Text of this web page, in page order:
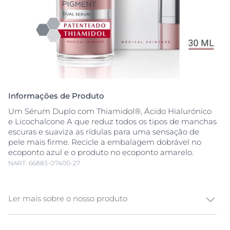
Informações de Produto
Um Sérum Duplo com Thiamidol®, Ácido Hialurónico
e Licochalcone A que reduz todos os tipos de manchas
escuras e suaviza as rídulas para uma sensação de
pele mais firme. Recicle a embalagem dobrável no
ecoponto azul e o produto no ecoponto amarelo.
NART: 66883-07400-27
Ler mais sobre o nosso produto